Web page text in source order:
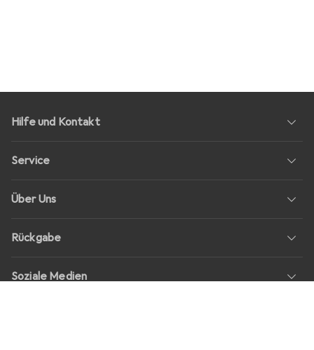
Hilfe und Kontakt
Service
Über Uns
Rückgabe
Soziale Medien